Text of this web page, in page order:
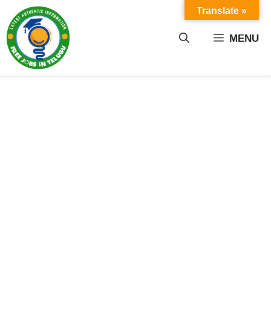
content MENU
Translate »